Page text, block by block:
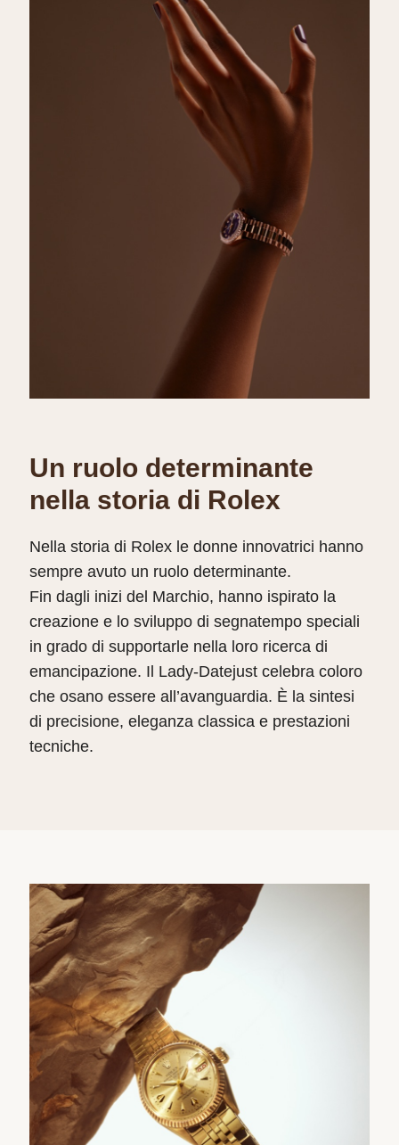
Un ruolo determinante
nella storia di Rolex
Nella storia di Rolex le donne innovatrici hanno
sempre avuto un ruolo determinante.
Fin dagli inizi del Marchio, hanno ispirato la
creazione e lo sviluppo di segnatempo speciali
in grado di supportarle nella loro ricerca di
emancipazione. Il Lady‑Datejust celebra coloro
che osano essere all’avanguardia. È la sintesi
di precisione, eleganza classica e prestazioni
tecniche.